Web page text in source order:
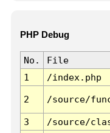
PHP Debug
No. File
1
/index.php
2 /source/
3 /source/